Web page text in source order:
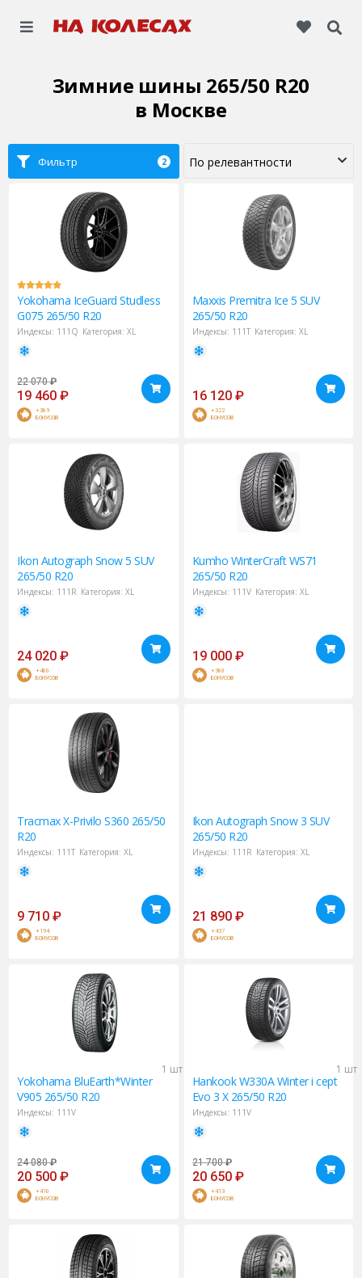
Зимние шины 265/50 R20
в Москве
Фильтр 2
Yokohama IceGuard Studless
G075 265/50 R20
Индексы: 111Q Категория: XL
22 070 ₽
19 460 ₽
+389
БОНУСОВ
Maxxis Premitra Ice 5 SUV
265/50 R20
Индексы: 111T Категория: XL
16 120 ₽
+322
БОНУСОВ
Ikon Autograph Snow 5 SUV
265/50 R20
Индексы: 111R Категория: XL
24 020 ₽
+480
БОНУСОВ
Kumho WinterCraft WS71
265/50 R20
Индексы: 111V Категория: XL
19 000 ₽
+380
БОНУСОВ
TracmaxX-Privilo S360 265/50
R20
Индексы: 111T Категория: XL
9 710 ₽
+194
БОНУСОВ
Ikon Autograph Snow 3 SUV
265/50 R20
Индексы: 111R Категория: XL
21 890 ₽
+437
БОНУСОВ
1 шт
Yokohama BluEarth*Winter
V905 265/50 R20
Индексы: 111V
24 080 ₽
20 500 ₽
+410
БОНУСОВ
1 шт
HankookW330A Winter i cept
Evo 3 X 265/50 R20
Индексы: 111V
21 700 ₽
20 650 ₽
+413
БОНУСОВ